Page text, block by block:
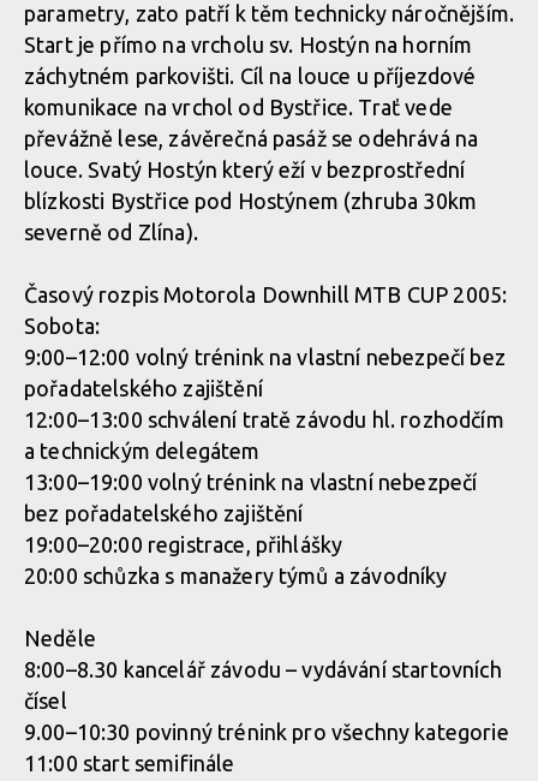
parametry, zato patří k těm technicky náročnějším.
Start je přímo na vrcholu sv. Hostýn na horním
záchytném parkovišti. Cíl na louce u příjezdové
komunikace na vrchol od Bystřice. Trať vede
převážně lese, závěrečná pasáž se odehrává na
louce. Svatý Hostýn který eží v bezprostřední
blízkosti Bystřice pod Hostýnem (zhruba 30km
severně od Zlína).
Časový rozpis Motorola Downhill MTB CUP 2005:
Sobota:
9:00–12:00 volný trénink na vlastní nebezpečí bez
pořadatelského zajištění
12:00–13:00 schválení tratě závodu hl. rozhodčím
a technickým delegátem
13:00–19:00 volný trénink na vlastní nebezpečí
bez pořadatelského zajištění
19:00–20:00 registrace, přihlášky
20:00 schůzka s manažery týmů a závodníky
Neděle
8:00–8.30 kancelář závodu – vydávání startovních
čísel
9.00–10:30 povinný trénink pro všechny kategorie
11:00 start semifinále